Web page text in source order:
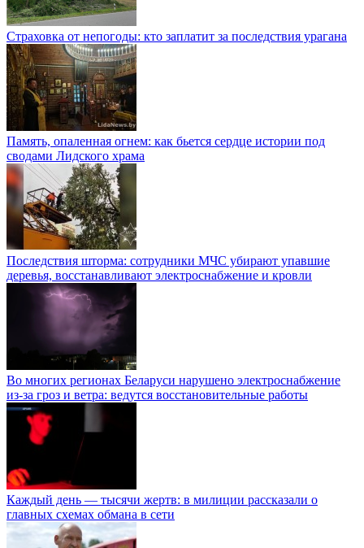
Страховка от непогоды: кто заплатит за последствия урагана
Память, опаленная огнем: как бьется сердце истории под
сводами Лидского храма
Последствия шторма: сотрудники МЧС убирают упавшие
деревья, восстанавливают электроснабжение и кровли
Во многих регионах Беларуси нарушено электроснабжение
из-за гроз и ветра: ведутся восстановительные работы
Каждый день — тысячи жертв: в милиции рассказали о
главных схемах обмана в сети